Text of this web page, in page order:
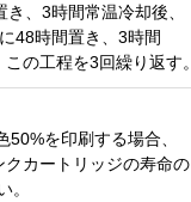
、3時間常温冷却後、
48時間置き、3時間
の工程を3回繰り返す。
50%を印刷する場合、
クカートリッジの寿命の
。